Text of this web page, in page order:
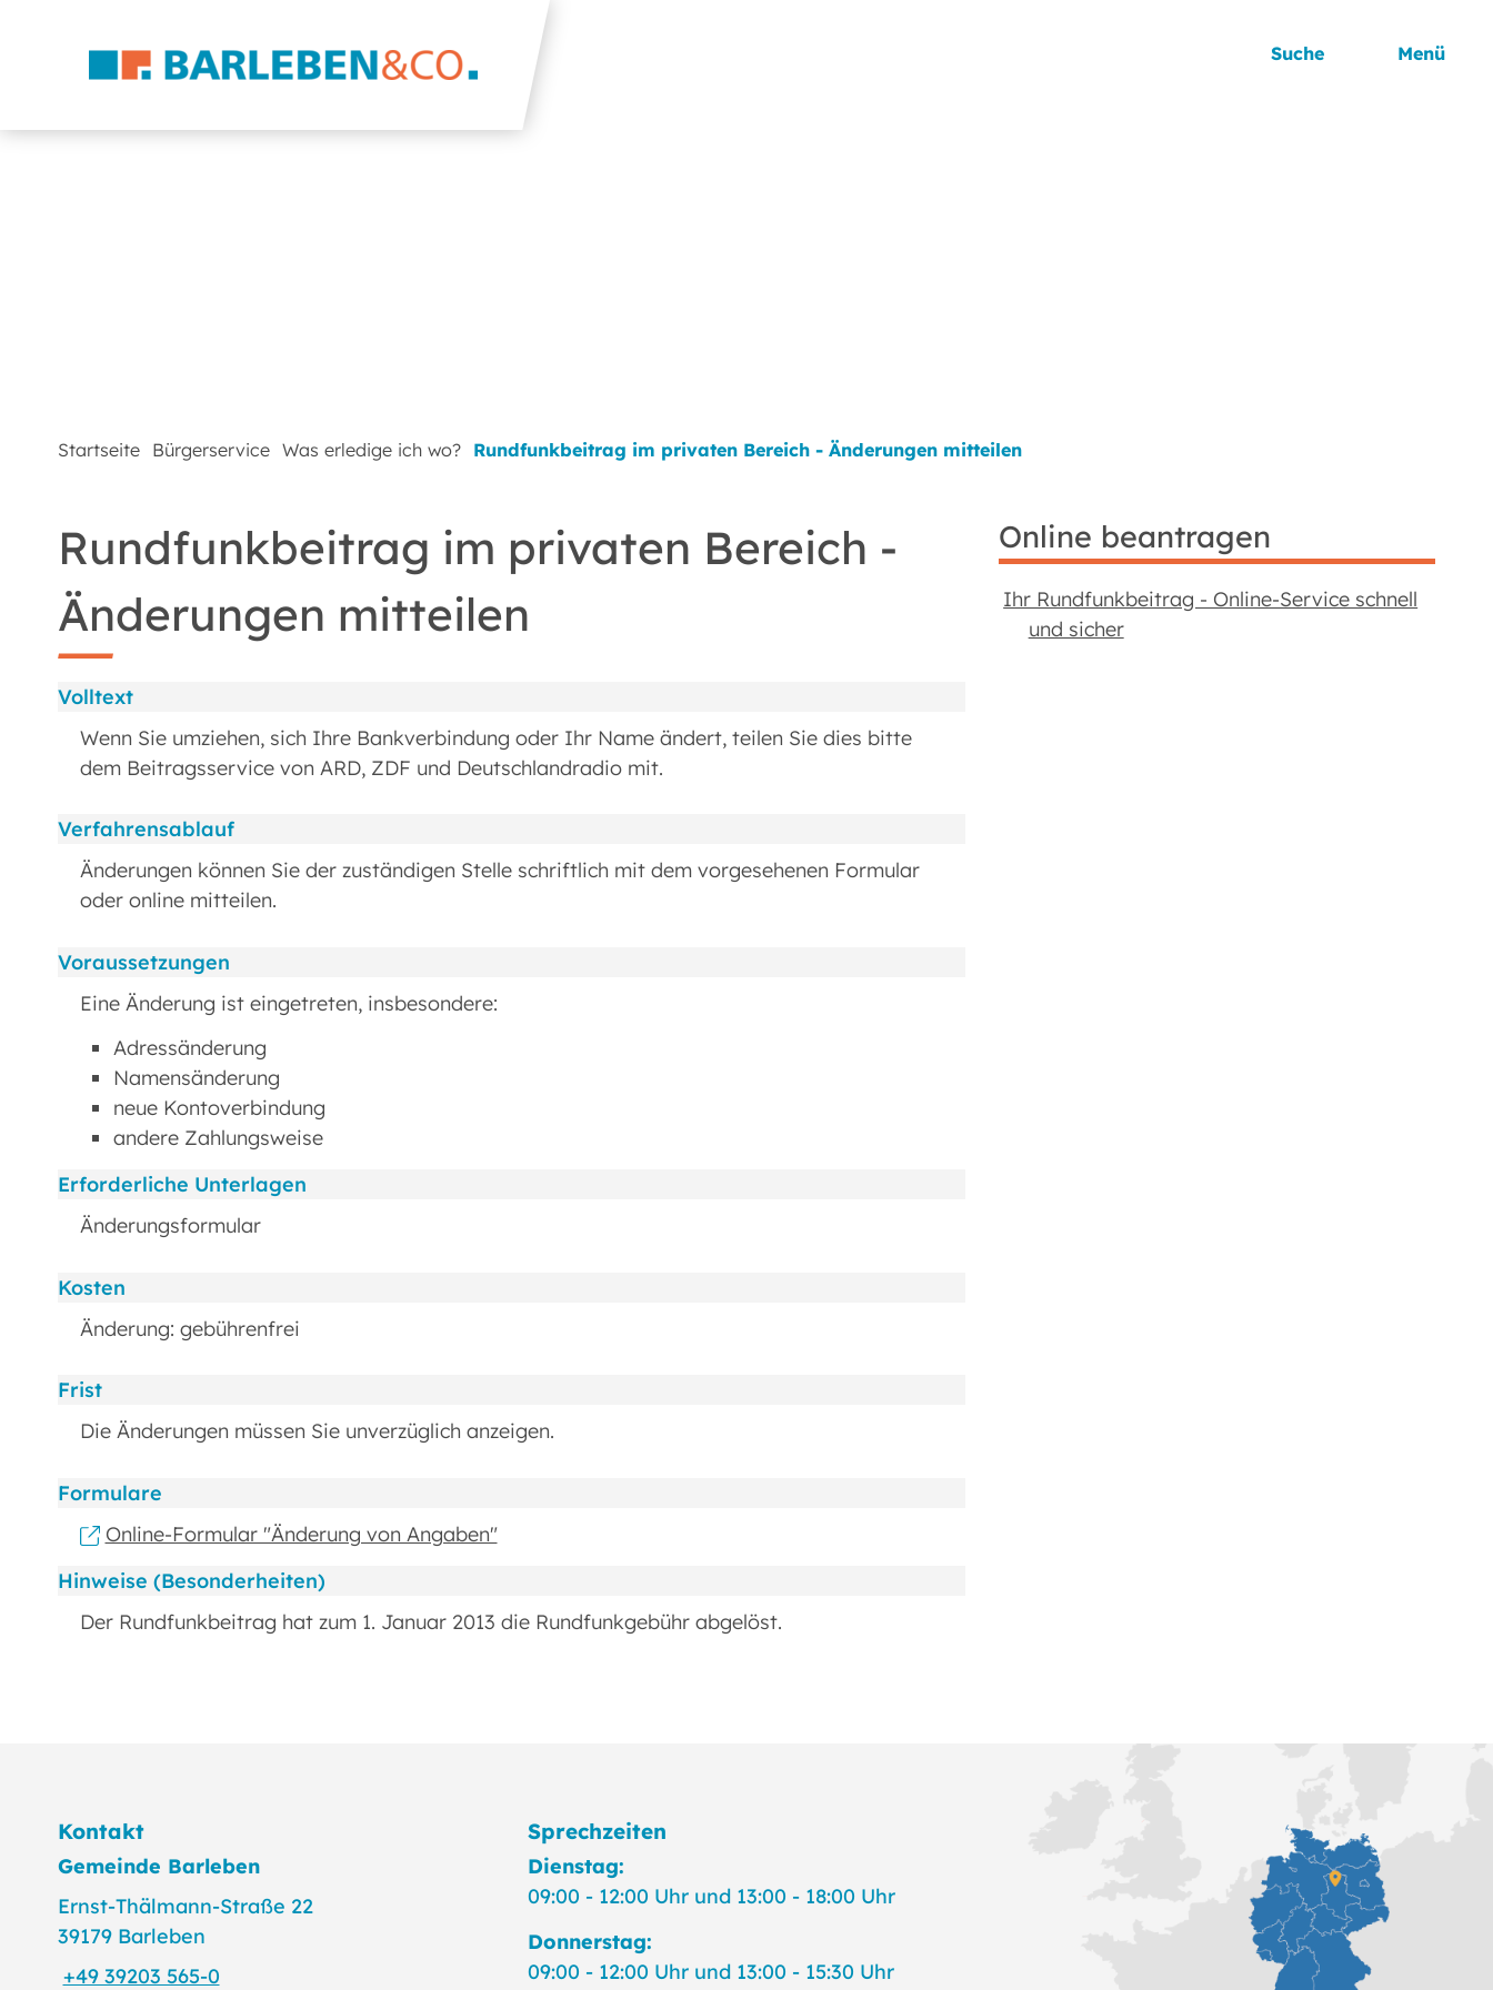
Suche Menü
Startseite Bürgerservice Was erledige ich wo? Rundfunkbeitrag im privaten Bereich - Änderungen mitteilen
Rundfunkbeitrag im privaten Bereich -
Änderungen mitteilen
Volltext
Wenn Sie umziehen, sich Ihre Bankverbindung oder Ihr Name ändert, teilen Sie dies bitte
dem Beitragsservice von ARD, ZDF und Deutschlandradio mit.
Verfahrensablauf
Änderungen können Sie der zuständigen Stelle schriftlich mit dem vorgesehenen Formular
oder online mitteilen.
Voraussetzungen
Eine Änderung ist eingetreten, insbesondere:
Adressänderung
Namensänderung
neue Kontoverbindung
andere Zahlungsweise
Erforderliche Unterlagen
Änderungsformular
Kosten
Änderung: gebührenfrei
Frist
Die Änderungen müssen Sie unverzüglich anzeigen.
Formulare
Online-Formular "Änderung von Angaben"
Hinweise (Besonderheiten)
Der Rundfunkbeitrag hat zum 1. Januar 2013 die Rundfunkgebühr abgelöst.
Online beantragen
Ihr Rundfunk­beitrag - Online-Service schnell
und sicher
Kontakt
Gemeinde Barleben
Ernst-Thälmann-Straße 22
39179 Barleben
+49 39203 565-0
Sprechzeiten
Dienstag:
09:00 - 12:00 Uhr und 13:00 - 18:00 Uhr
Donnerstag:
09:00 - 12:00 Uhr und 13:00 - 15:30 Uhr